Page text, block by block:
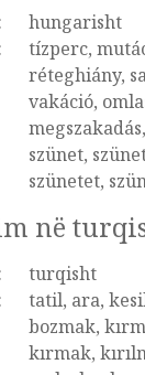
hungarisht
tízperc,
réteghiány,
vakáció,
szünet,
szünetet,
në
turqisht
tatil, ara,
bozmak,
kırmak,